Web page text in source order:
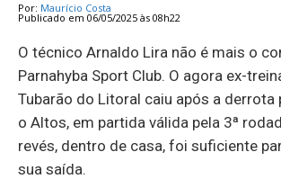
Por: Maurício Costa
Publicado em 06/05/2025 às 08h22
O técnico Arnaldo Lira não é mais o
Parnahyba Sport Club. O agora ex-
Tubarão do Litoral caiu após a derrota
o Altos, em partida válida pela 3ª
revés, dentro de casa, foi suficiente
sua saída.